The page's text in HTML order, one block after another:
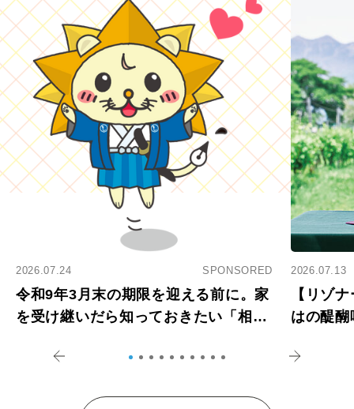
2026.07.24 SPONSORED
令和9年3月末の期限を迎える前に。家
を受け継いだら知っておきたい「相続
2026.07.13
【リゾ
はの醍